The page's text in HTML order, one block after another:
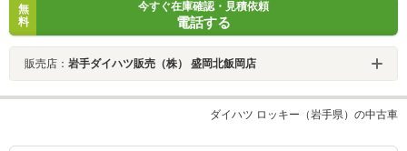
無
料
今すぐ在庫確認・見積依頼
電話する
販売店： 岩手ダイハツ販売（株） 盛岡北飯岡店
ダイハツ ロッキー（岩手県）の中古車